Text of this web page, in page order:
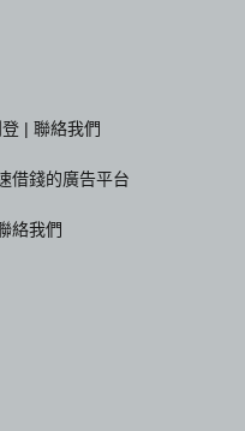
| 聯絡我們
借錢的廣告平台
絡我們